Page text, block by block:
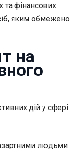
та фінансових
яким обмежено
на
дій у сфері